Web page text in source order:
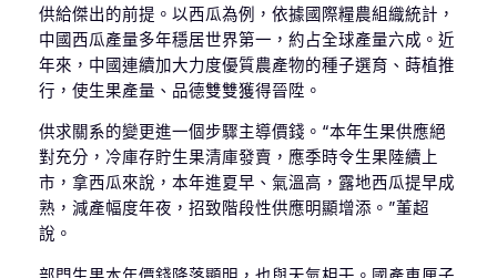
供給傑出的前提。以西瓜為例，依據國際糧農組織統計，
中國西瓜產量多年穩居世界第一，約占全球產量六成。近
年來，中國連續加大力度優質農產物的種子選育、蒔植推
行，使生果產量、品德雙雙獲得晉陞。
供求關系的變更進一個步驟主導價錢。“本年生果供應絕
對充分，冷庫存貯生果清庫發賣，應季時令生果陸續上
市，拿西瓜來說，本年進夏早、氣溫高，露地西瓜提早成
熟，減產幅度年夜，招致階段性供應明顯增添。”董超
說。